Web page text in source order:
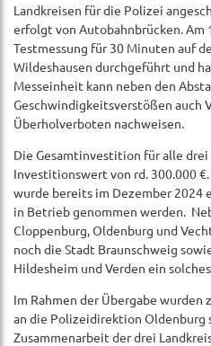
Landkreisen für die Polizei
erfolgt von Autobahnbrücken. Am
Testmessung für 30 Minuten auf
Wildeshausen durchgeführt und
Messeinheit kann neben den
Geschwindigkeitsverstößen auch
Überholverboten nachweisen.
Die Gesamtinvestition für alle
Investitionswert von rd. 300.000
wurde bereits im Dezember 2024
in Betrieb genommen werden.
Cloppenburg, Oldenburg und
noch die Stadt Braunschweig
Hildesheim und Verden ein
Im Rahmen der Übergabe wurden
an die Polizeidirektion Oldenburg
Zusammenarbeit der drei